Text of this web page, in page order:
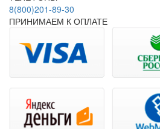
8(800)201-89-30
ПРИНИМАЕМ К ОПЛАТЕ